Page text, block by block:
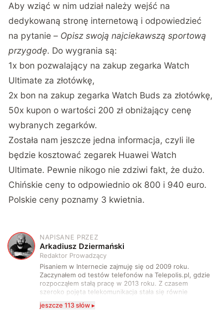
Aby wziąć w nim udział należy wejść na
dedykowaną stronę internetową i odpowiedzieć
na pytanie – Opisz swoją najciekawszą sportową
przygodę. Do wygrania są:
1x bon pozwalający na zakup zegarka Watch
Ultimate za złotówkę,
2x bon na zakup zegarka Watch Buds za złotówkę,
50x kupon o wartości 200 zł obniżający cenę
wybranych zegarków.
Została nam jeszcze jedna informacja, czyli ile
będzie kosztować zegarek Huawei Watch
Ultimate. Pewnie nikogo nie zdziwi fakt, że dużo.
Chińskie ceny to odpowiednio ok 800 i 940 euro.
Polskie ceny poznamy 3 kwietnia.
A
NAPISANE PRZEZ
Arkadiusz Dziermański
Redaktor Prowadzący
Pisaniem w Internecie zajmuję się od 2009 roku.
Zaczynałem od testów telefonów na Telepolis.pl, gdzie
rozpocząłem stałą pracę w 2013 roku. Z czasem
szeroko pojęta telekomunikacja stała się równie
że do urządzeń mobilnych dołączył też inny sprzęt
jeszcze 113 słów ▸